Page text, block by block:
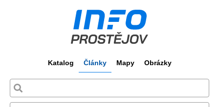
Katalog Články Mapy Obrázky